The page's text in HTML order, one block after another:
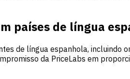
países de língua
de língua espanhola,
da PriceLabs em